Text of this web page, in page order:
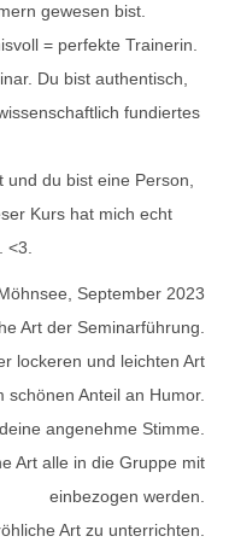
gewesen bist.
= perfekte Trainerin.
Du bist authentisch,
fundiertes
und du bist eine Person,
Kurs hat mich echt
<3.
September 2023
Art der Seminarführung.
lockeren und leichten Art
Anteil an Humor.
angenehme Stimme.
Art alle in die Gruppe mit
einbezogen werden.
Art zu unterrichten.